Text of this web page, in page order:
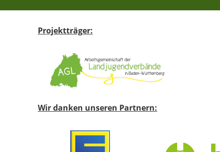
Projektträger:
Wir danken unseren Partnern: